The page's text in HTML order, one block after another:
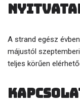
A strand egész
májustól
teljes körűen